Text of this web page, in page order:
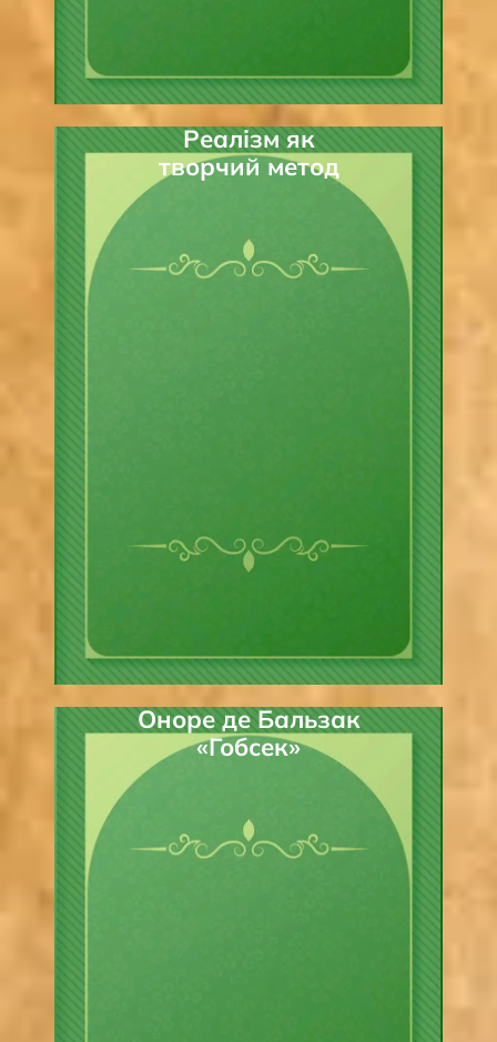
Реалізм як
творчий метод
Оноре де Бальзак
«Гобсек»